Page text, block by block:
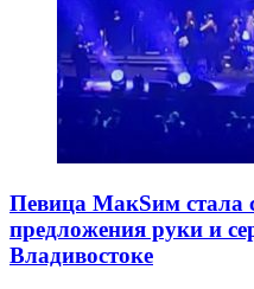
Певица МакSим стала
предложения руки и
Владивостоке